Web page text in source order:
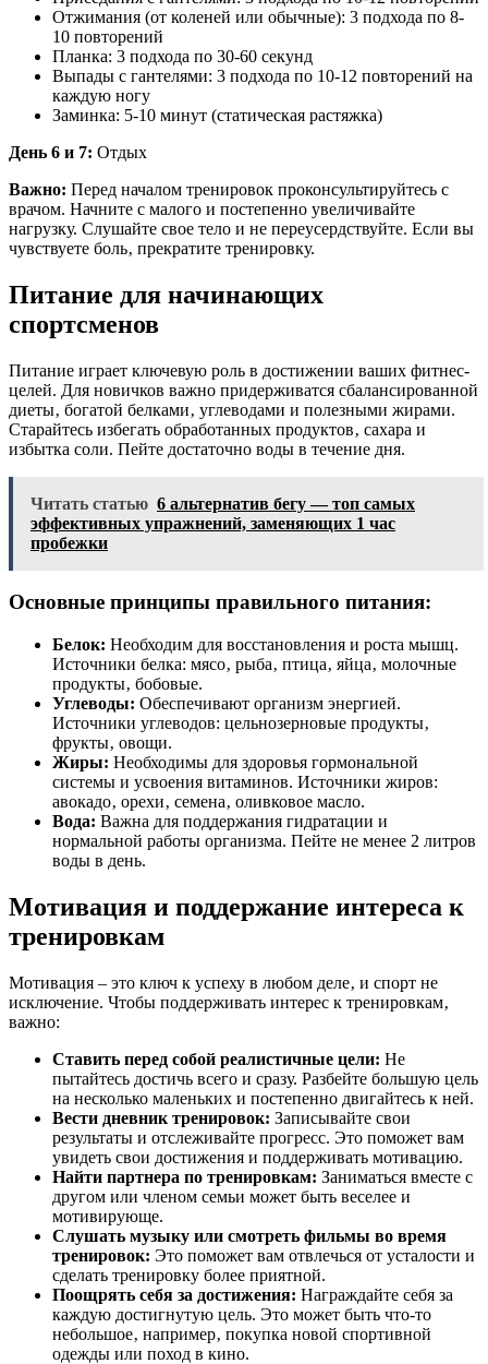
Отжимания (от коленей или обычные): 3 подхода по 8-
10 повторений
Планка: 3 подхода по 30-60 секунд
Выпады с гантелями: 3 подхода по 10-12 повторений на
каждую ногу
Заминка: 5-10 минут (статическая растяжка)
День 6 и 7: Отдых
Важно: Перед началом тренировок проконсультируйтесь с
врачом. Начните с малого и постепенно увеличивайте
нагрузку. Слушайте свое тело и не переусердствуйте. Если вы
чувствуете боль‚ прекратите тренировку.
Питание для начинающих
спортсменов
Питание играет ключевую роль в достижении ваших фитнес-
целей. Для новичков важно придерживатся сбалансированной
диеты‚ богатой белками‚ углеводами и полезными жирами.
Старайтесь избегать обработанных продуктов‚ сахара и
избытка соли. Пейте достаточно воды в течение дня.
Читать статью 6 альтернатив бегу — топ самых
эффективных упражнений, заменяющих 1 час
пробежки
Основные принципы правильного питания:
Белок: Необходим для восстановления и роста мышц.
Источники белка: мясо‚ рыба‚ птица‚ яйца‚ молочные
продукты‚ бобовые.
Углеводы: Обеспечивают организм энергией.
Источники углеводов: цельнозерновые продукты‚
фрукты‚ овощи.
Жиры: Необходимы для здоровья гормональной
системы и усвоения витаминов. Источники жиров:
авокадо‚ орехи‚ семена‚ оливковое масло.
Вода: Важна для поддержания гидратации и
нормальной работы организма. Пейте не менее 2 литров
воды в день.
Мотивация и поддержание интереса к
тренировкам
Мотивация – это ключ к успеху в любом деле‚ и спорт не
исключение. Чтобы поддерживать интерес к тренировкам‚
важно:
Ставить перед собой реалистичные цели: Не
пытайтесь достичь всего и сразу. Разбейте большую цель
на несколько маленьких и постепенно двигайтесь к ней.
Вести дневник тренировок: Записывайте свои
результаты и отслеживайте прогресс. Это поможет вам
увидеть свои достижения и поддерживать мотивацию.
Найти партнера по тренировкам: Заниматься вместе с
другом или членом семьи может быть веселее и
мотивирующе.
Слушать музыку или смотреть фильмы во время
тренировок: Это поможет вам отвлечься от усталости и
сделать тренировку более приятной.
Поощрять себя за достижения: Награждайте себя за
каждую достигнутую цель. Это может быть что-то
небольшое‚ например‚ покупка новой спортивной
одежды или поход в кино.